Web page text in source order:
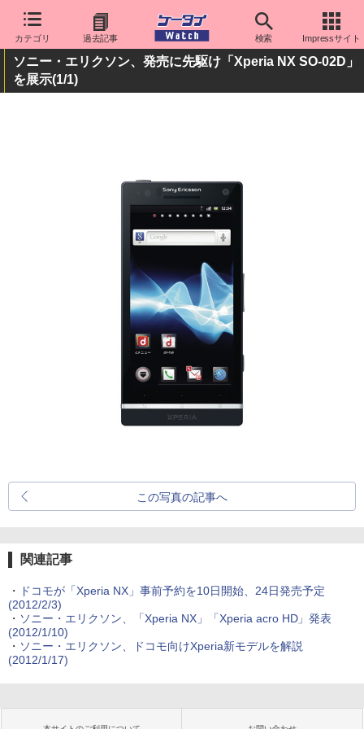
カテゴリ 過去記事 検索 Impressサイト
ソニー・エリクソン、発売に先駆け「Xperia NX SO-02D」
を展示(1/1)
この写真の記事へ
関連記事
・
ドコモが「Xperia NX」事前予約を10日開始、24日発売予定
(2012/2/3)
・ ソニー・エリクソン、「Xperia NX」「Xperia acro HD」発表
(2012/1/10)
・ ソニー・エリクソン、ドコモ向けXperia新モデルを解説
(2012/1/17)